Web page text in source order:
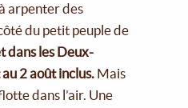
arpenter des
du petit peuple de
dans les Deux-
2 août inclus. Mais
dans l’air. Une